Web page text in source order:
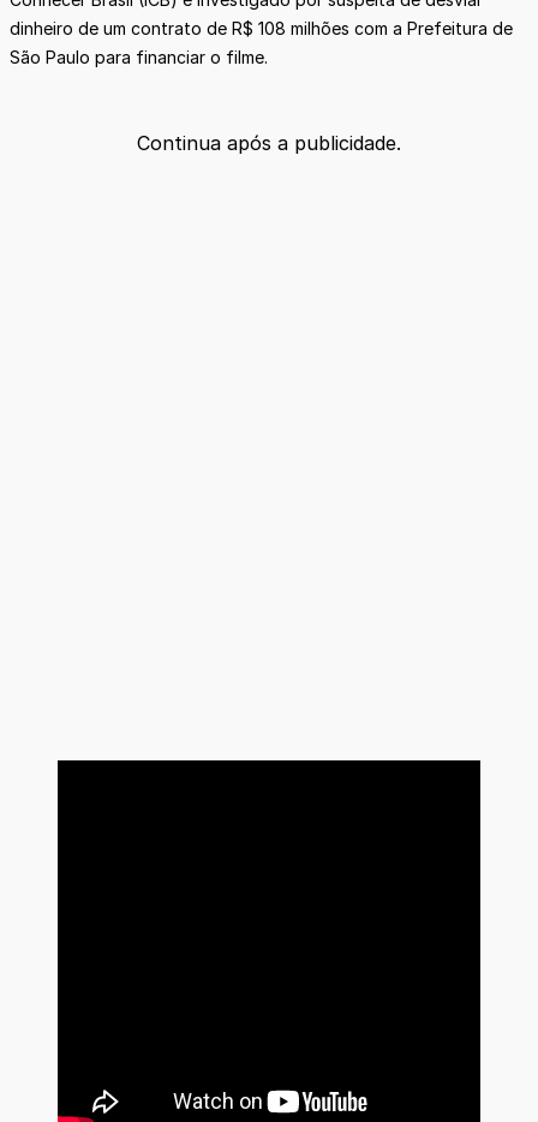
dinheiro de um contrato de R$ 108 milhões com a Prefeitura de
São Paulo para financiar o filme.
Continua após a publicidade.